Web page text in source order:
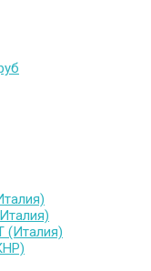
(Италия)